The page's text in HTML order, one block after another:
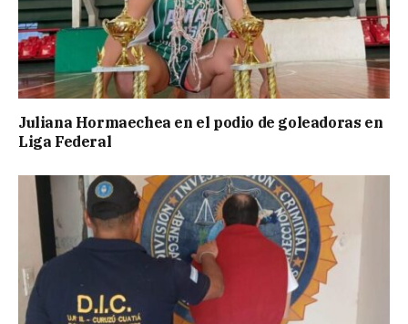
Juliana Hormaechea en el podio de goleadoras en
Liga Federal